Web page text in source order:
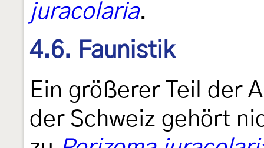
juracolaria.
4.6. Faunistik
Ein größerer Teil der
der Schweiz gehört